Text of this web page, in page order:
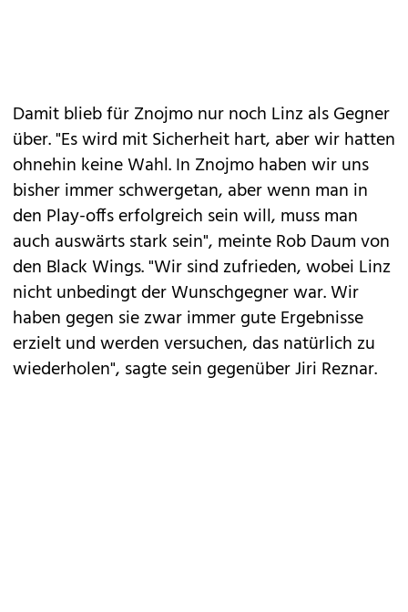
Damit blieb für Znojmo nur noch Linz als Gegner
über. "Es wird mit Sicherheit hart, aber wir hatten
ohnehin keine Wahl. In Znojmo haben wir uns
bisher immer schwergetan, aber wenn man in
den Play-offs erfolgreich sein will, muss man
auch auswärts stark sein", meinte Rob Daum von
den Black Wings. "Wir sind zufrieden, wobei Linz
nicht unbedingt der Wunschgegner war. Wir
haben gegen sie zwar immer gute Ergebnisse
erzielt und werden versuchen, das natürlich zu
wiederholen", sagte sein gegenüber Jiri Reznar.